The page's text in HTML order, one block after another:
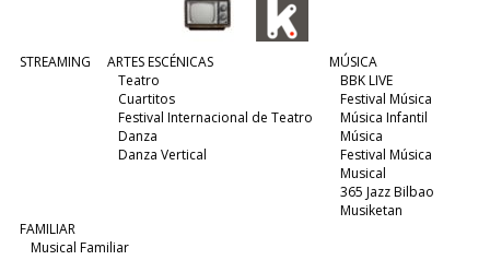
STREAMING
ARTES ESCÉNICAS
Teatro
Cuartitos
Festival Internacional de Teatro
Danza
Danza Vertical
MÚSICA
BBK LIVE
Festival Música
Música Infantil
Música
Festival Música
Musical
365 Jazz Bilbao
Musiketan
FAMILIAR
Musical Familiar